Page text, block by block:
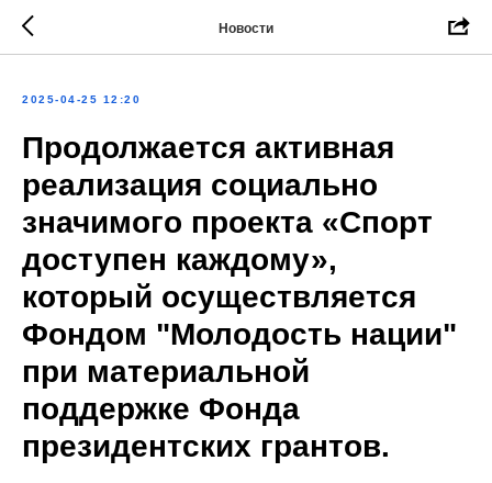
Новости
2025-04-25 12:20
Продолжается активная
реализация социально
значимого проекта «Спорт
доступен каждому»,
который осуществляется
Фондом "Молодость нации"
при материальной
поддержке Фонда
президентских грантов.